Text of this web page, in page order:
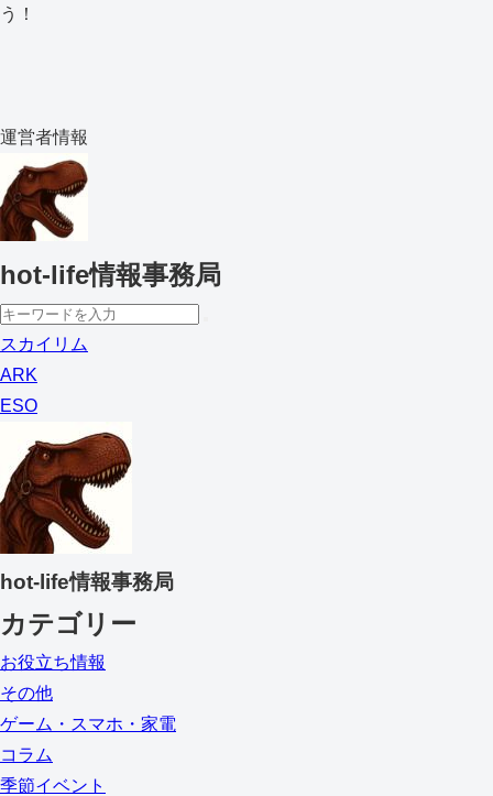
う！
運営者情報
hot-life情報事務局
スカイリム
ARK
ESO
hot-life情報事務局
カテゴリー
お役立ち情報
その他
ゲーム・スマホ・家電
コラム
季節イベント